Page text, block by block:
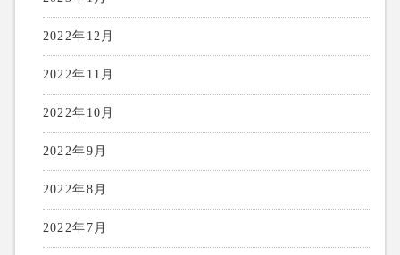
2022年12月
2022年11月
2022年10月
2022年9月
2022年8月
2022年7月